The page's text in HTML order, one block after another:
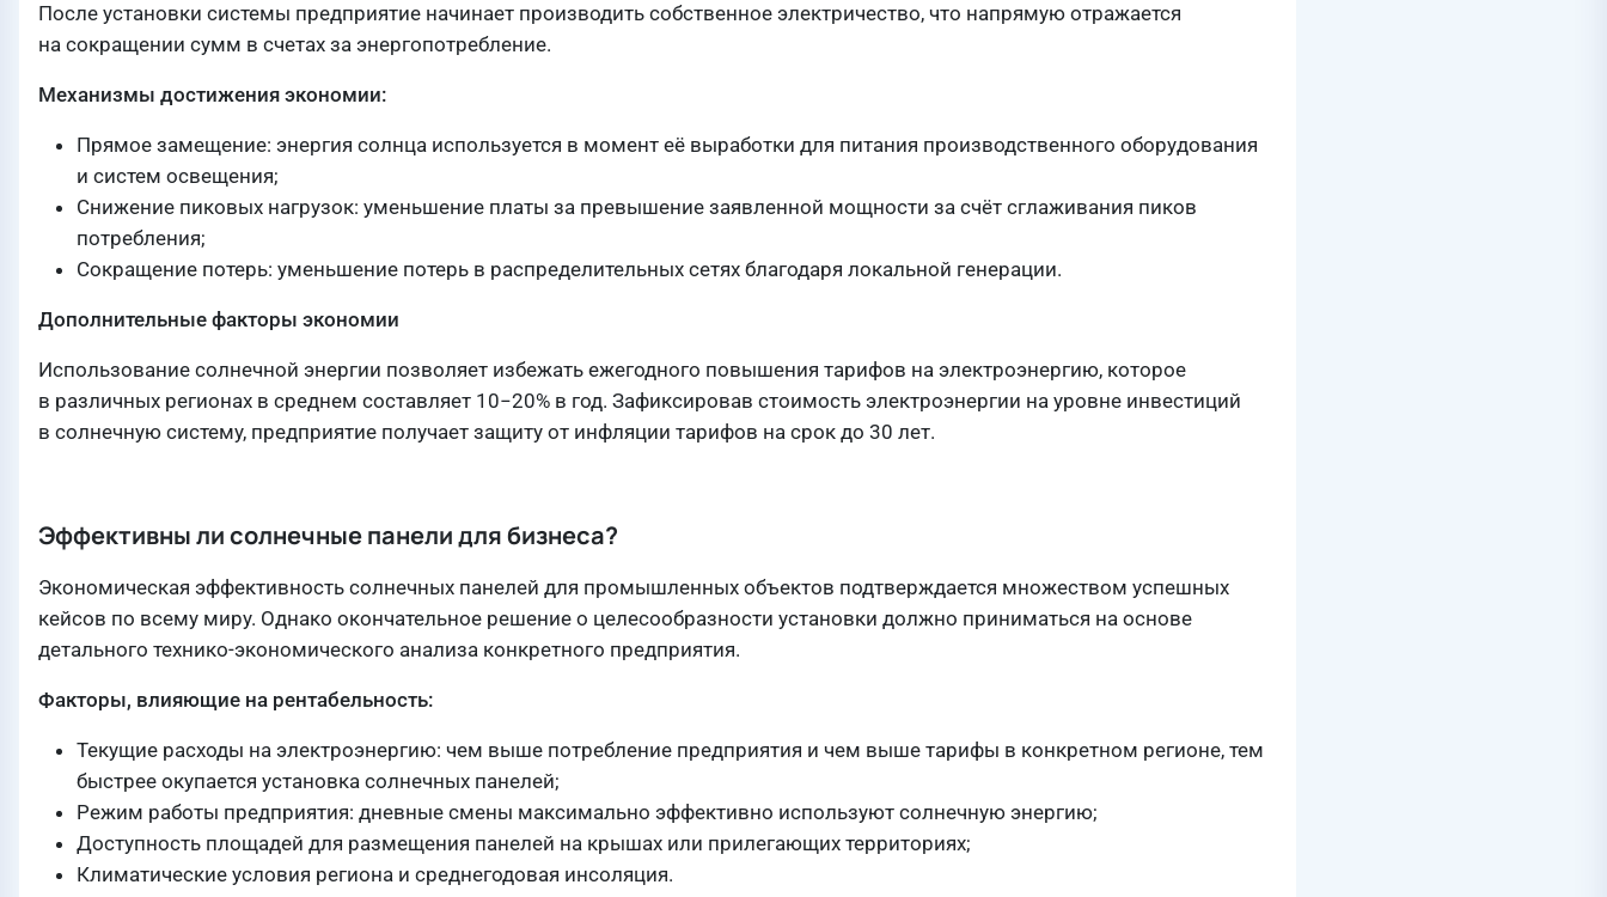
После установки системы предприятие начинает производить собственное электричество, что напрямую отражается
на сокращении сумм в счетах за энергопотребление.
Механизмы достижения экономии:
Прямое замещение: энергия солнца используется в момент её выработки для питания производственного оборудования
и систем освещения;
Снижение пиковых нагрузок: уменьшение платы за превышение заявленной мощности за счёт сглаживания пиков
потребления;
Сокращение потерь: уменьшение потерь в распределительных сетях благодаря локальной генерации.
Дополнительные факторы экономии
Использование солнечной энергии позволяет избежать ежегодного повышения тарифов на электроэнергию, которое
в различных регионах в среднем составляет 10−20% в год. Зафиксировав стоимость электроэнергии на уровне инвестиций
в солнечную систему, предприятие получает защиту от инфляции тарифов на срок до 30 лет.
Эффективны ли солнечные панели для бизнеса?
Экономическая эффективность солнечных панелей для промышленных объектов подтверждается множеством успешных
кейсов по всему миру. Однако окончательное решение о целесообразности установки должно приниматься на основе
детального технико-экономического анализа конкретного предприятия.
Факторы, влияющие на рентабельность:
Текущие расходы на электроэнергию: чем выше потребление предприятия и чем выше тарифы в конкретном регионе, тем
быстрее окупается установка солнечных панелей;
Режим работы предприятия: дневные смены максимально эффективно используют солнечную энергию;
Доступность площадей для размещения панелей на крышах или прилегающих территориях;
Климатические условия региона и среднегодовая инсоляция.